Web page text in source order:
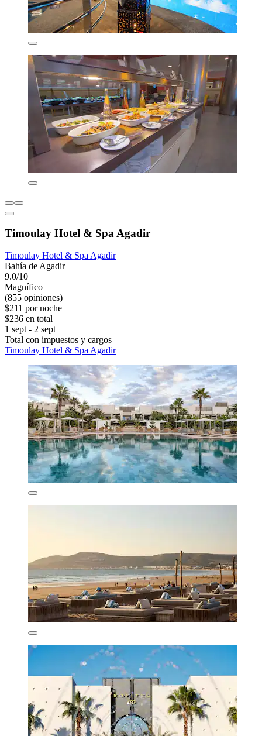
Timoulay Hotel & Spa Agadir
Timoulay Hotel & Spa Agadir
Bahía de Agadir
9.0/10
Magnífico
(855 opiniones)
$211 por noche
$236 en total
1 sept - 2 sept
Total con impuestos y cargos
Timoulay Hotel & Spa Agadir